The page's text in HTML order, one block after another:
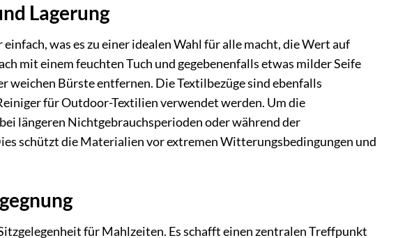
Lagerung
was es zu einer idealen Wahl für alle macht, die Wert auf
mit einem feuchten Tuch und gegebenenfalls etwas milder Seife
weichen Bürste entfernen. Die Textilbezüge sind ebenfalls
für Outdoor-Textilien verwendet werden. Um die
längeren Nichtgebrauchsperioden oder während der
schützt die Materialien vor extremen Witterungsbedingungen und
für Mahlzeiten. Es schafft einen zentralen Treffpunkt